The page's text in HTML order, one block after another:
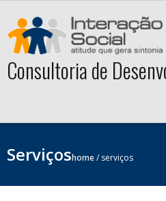
content
Consultoria de
Serviçoshome/serviços